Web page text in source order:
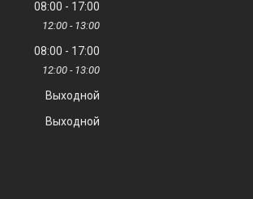
08:00 17:00
12:00 13:00
08:00 17:00
12:00 13:00
Выходной
Выходной